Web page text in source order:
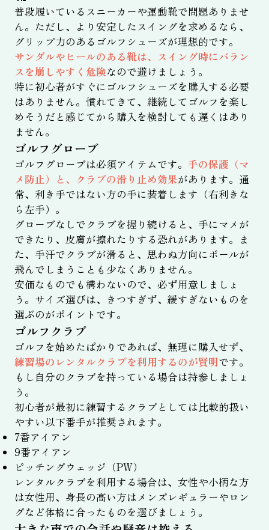
普段履いているスニーカーや運動靴で問題ありませ
ん。ただし、より安定したスイングを求めるなら、
グリップ力のあるゴルフシューズが理想的です。
サンダルやヒールのある靴は、スイング時にバラン
スを崩しやすく危険なので避けましょう。
特に初心者がすぐにゴルフシューズを購入する必要
はありません。慣れてきて、継続してゴルフを楽し
めそうだと感じてから購入を検討しても遅くはあり
ません。
ゴルフグローブ
ゴルフグローブは必須アイテムです。 手の保護（マ
メ防止）と、クラブの滑り止め効果があります。通
常、利き手ではない方の手に装着します（右利きな
ら左手）。
グローブなしでクラブを握り続けると、手にマメが
できたり、皮膚が擦れたりする恐れがあります。ま
た、手汗でクラブが滑ると、思わぬ方向にボールが
飛んでしまうことも少なくありません。
安価なものでも構わないので、必ず用意しましょ
う。サイズ選びは、きつすぎず、緩すぎないものを
選ぶのがポイントです。
ゴルフクラブ
ゴルフを始めたばかりであれば、無理に購入せず、
練習場のレンタルクラブを利用するのが賢明です。
もし自分のクラブを持っている場合は持参しましょ
う。
初心者が最初に練習するクラブとしては比較的扱い
やすい以下番手が推奨されます。
7番アイアン
9番アイアン
ピッチングウェッジ（PW）
レンタルクラブを利用する場合は、女性や小柄な方
は女性用、身長の高い方はメンズレギュラーやロン
グなど体格に合ったものを選びましょう。